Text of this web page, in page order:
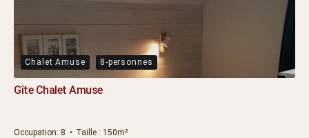
Chalet Amuse 8-personnes
Gîte Chalet Amuse
Occupation: 8 Taille : 150m²